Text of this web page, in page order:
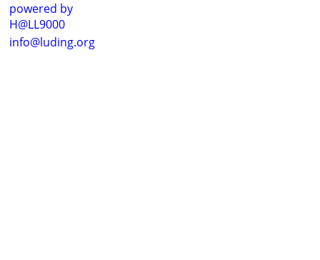
powered by
H@LL9000
info@luding.org